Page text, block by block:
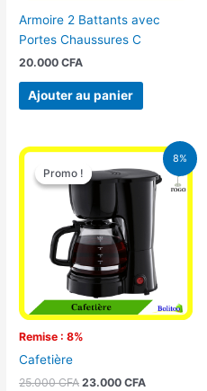
Armoire 2 Battants avec
Portes Chaussures C
20.000CFA
Ajouter au panier
8%
Promo !
Remise : 8%
Promo !
Cafetière
25.000CFA
Le
prix
initial
25.000 CFA.
23.000CFA
Le
prix
actuel
est :
23.000 CFA.